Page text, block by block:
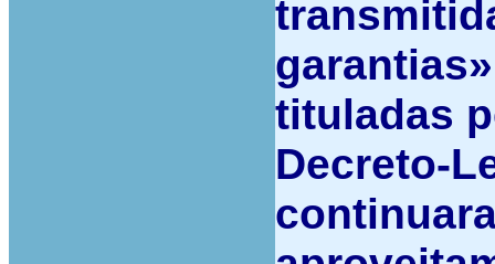
tituladas
Decreto-